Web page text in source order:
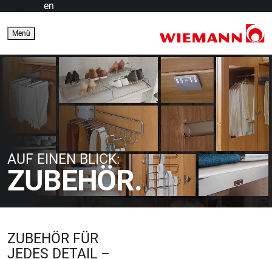
en
Menü
AUF EINEN BLICK:
ZUBEHÖR.
ZUBEHÖR FÜR
JEDES DETAIL –